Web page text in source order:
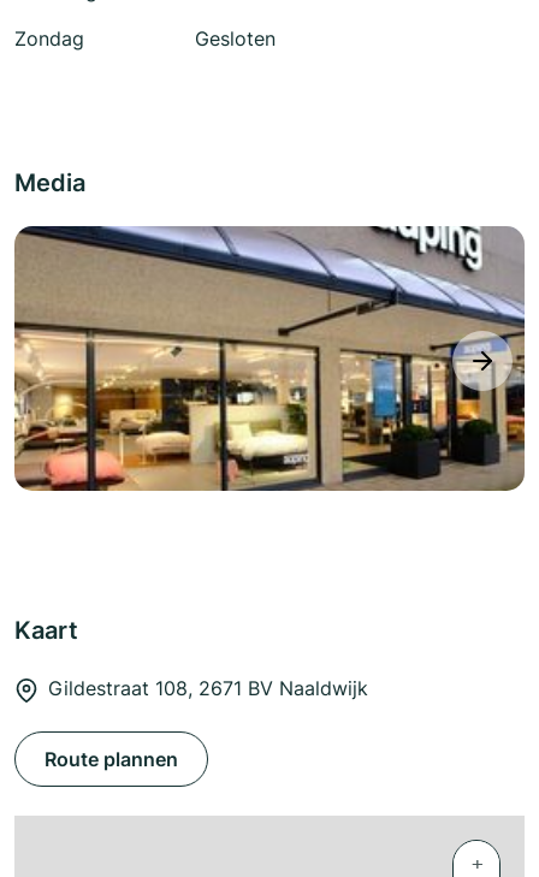
Zondag
Gesloten
Media
next
Kaart
Gildestraat 108, 2671 BV Naaldwijk
Route plannen
+